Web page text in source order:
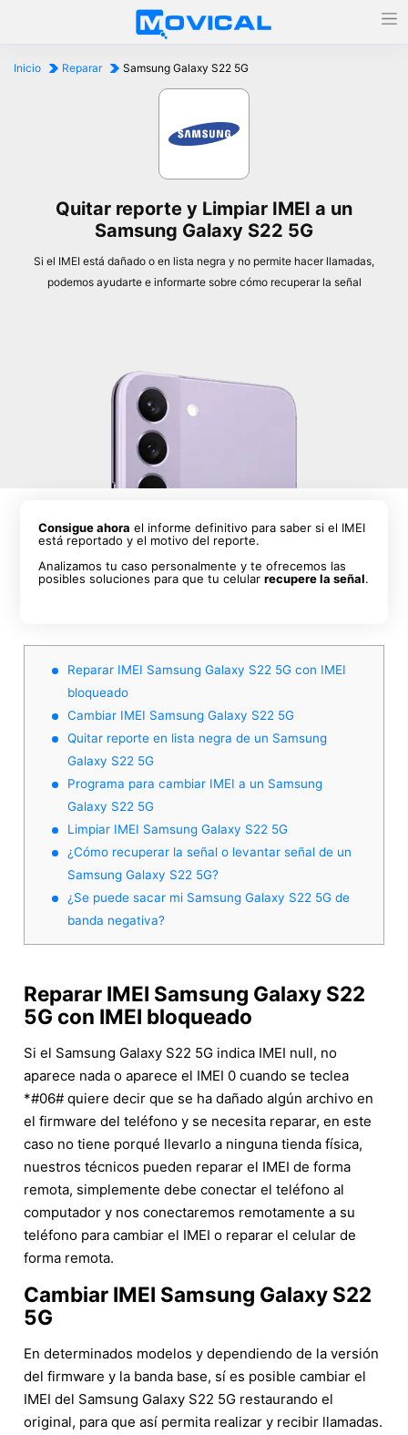
Inicio Reparar Samsung Galaxy S22 5G
Quitar reporte y Limpiar IMEI a un
Samsung Galaxy S22 5G
Si el IMEI está dañado o en lista negra y no permite hacer llamadas,
podemos ayudarte e informarte sobre cómo recuperar la señal
Consigue ahora el informe definitivo para saber si el IMEI
está reportado y el motivo del reporte.
Analizamos tu caso personalmente y te ofrecemos las
posibles soluciones para que tu celularrecupere la señal.
Reparar IMEI Samsung Galaxy S22 5G con IMEI
bloqueado
Cambiar IMEI Samsung Galaxy S22 5G
Quitar reporte en lista negra de un Samsung
Galaxy S22 5G
Programa para cambiar IMEI a un Samsung
Galaxy S22 5G
Limpiar IMEI Samsung Galaxy S22 5G
¿Cómo recuperar la señal o levantar señal de un
Samsung Galaxy S22 5G?
¿Se puede sacar mi Samsung Galaxy S22 5G de
banda negativa?
Reparar IMEI Samsung Galaxy S22
5G con IMEI bloqueado
Si el Samsung Galaxy S22 5G indica IMEI null, no
aparece nada o aparece el IMEI 0 cuando se teclea
*#06# quiere decir que se ha dañado algún archivo en
el firmware del teléfono y se necesita reparar, en este
caso no tiene porqué llevarlo a ninguna tienda física,
nuestros técnicos pueden reparar el IMEI de forma
remota, simplemente debe conectar el teléfono al
computador y nos conectaremos remotamente a su
teléfono para cambiar el IMEI o reparar el celular de
forma remota.
Cambiar IMEI Samsung Galaxy S22
5G
En determinados modelos y dependiendo de la versión
del firmware y la banda base, sí es posible cambiar el
IMEI del Samsung Galaxy S22 5G restaurando el
original, para que así permita realizar y recibir llamadas.